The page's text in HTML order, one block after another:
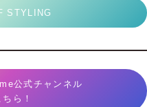
STYLING
公式チャンネル
ら！